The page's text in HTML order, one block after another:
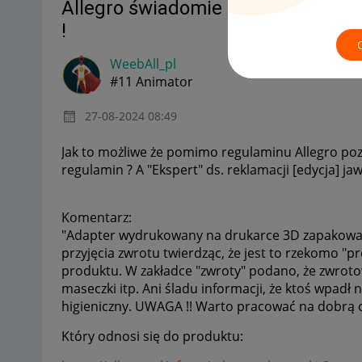
Allegro świadomie pozwala na
!
WeebAll_pl
#11 Animator
‎27-08-2024 08:49
Jak to możliwe że pomimo regulaminu Allegro
regulamin ? A "Ekspert" ds. reklamacji [edycja]
Komentarz:
"Adapter wydrukowany na drukarce 3D
przyjęcia zwrotu twierdząc, że jest to rzekomo
produktu. W zakładce "zwroty" podano, że
maseczki itp. Ani śladu informacji, że ktoś wpadł
higieniczny. UWAGA !! Warto pracować na
Który odnosi się do produktu: